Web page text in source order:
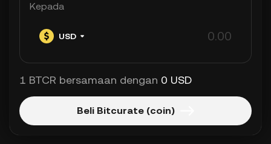
Kepada
USD
1 BTCR bersamaan dengan 0 USD
Beli Bitcurate (coin)